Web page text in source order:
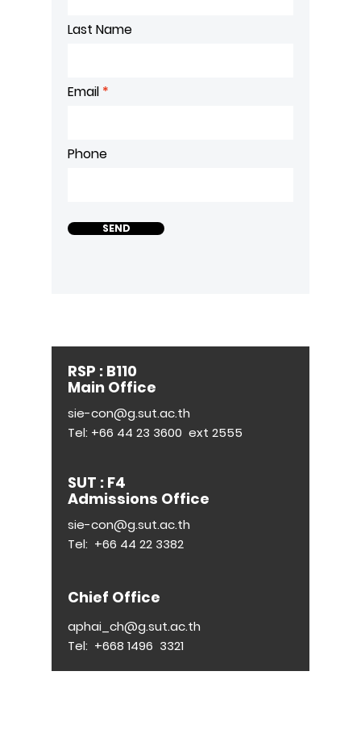
Last Name
Email
Phone
SEND
RSP : B110
Main Office
sie-con@g.sut.ac.th
Tel: +66 44 23 3600 ext 2555
SUT : F4
Admissions Office
sie-con@g.sut.ac.th
Tel: +66 44 22 3382
Chief Office
aphai_ch@g.sut.ac.th
Tel: +668 1496 3321